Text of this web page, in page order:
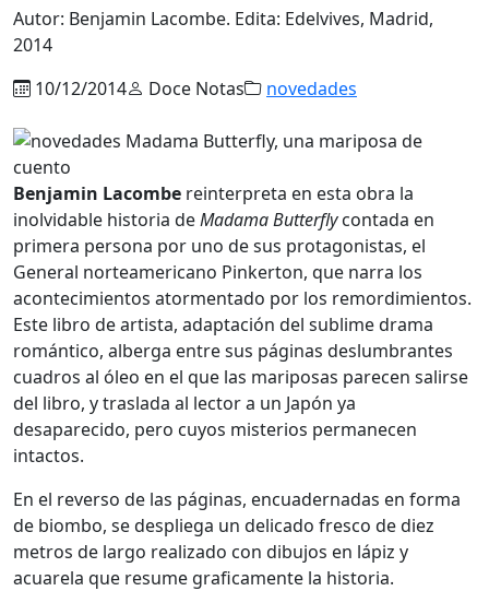
Autor: Benjamin Lacombe. Edita: Edelvives, Madrid,
2014
10/12/2014
Doce Notas novedades
Benjamin Lacombe reinterpreta en esta obra la
inolvidable historia deMadama Butterflycontada en
primera persona por uno de sus protagonistas, el
General norteamericano Pinkerton, que narra los
acontecimientos atormentado por los remordimientos.
Este libro de artista, adaptación del sublime drama
romántico, alberga entre sus páginas deslumbrantes
cuadros al óleo en el que las mariposas parecen salirse
del libro, y traslada al lector a un Japón ya
desaparecido, pero cuyos misterios permanecen
intactos.
En el reverso de las páginas, encuadernadas en forma
de biombo, se despliega un delicado fresco de diez
metros de largo realizado con dibujos en lápiz y
acuarela que resume graficamente la historia.